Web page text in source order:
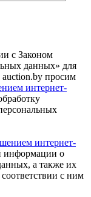
с Законом
данных» для
auction.by просим
интернет-
интернет-
информации о
а также их
с ним